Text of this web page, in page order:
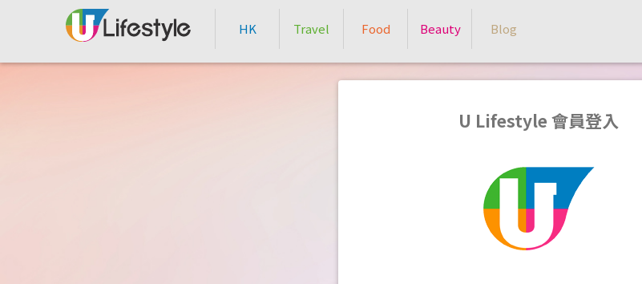
HK Travel Food Beauty Blog
U Lifestyle 會員登入